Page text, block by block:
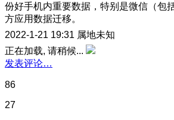
份好手机内重要数据，特别是微信（包
方应用数据迁移。
2022-1-21 19:31 属地未知
正在加载, 请稍候...
发表评论…
86
27